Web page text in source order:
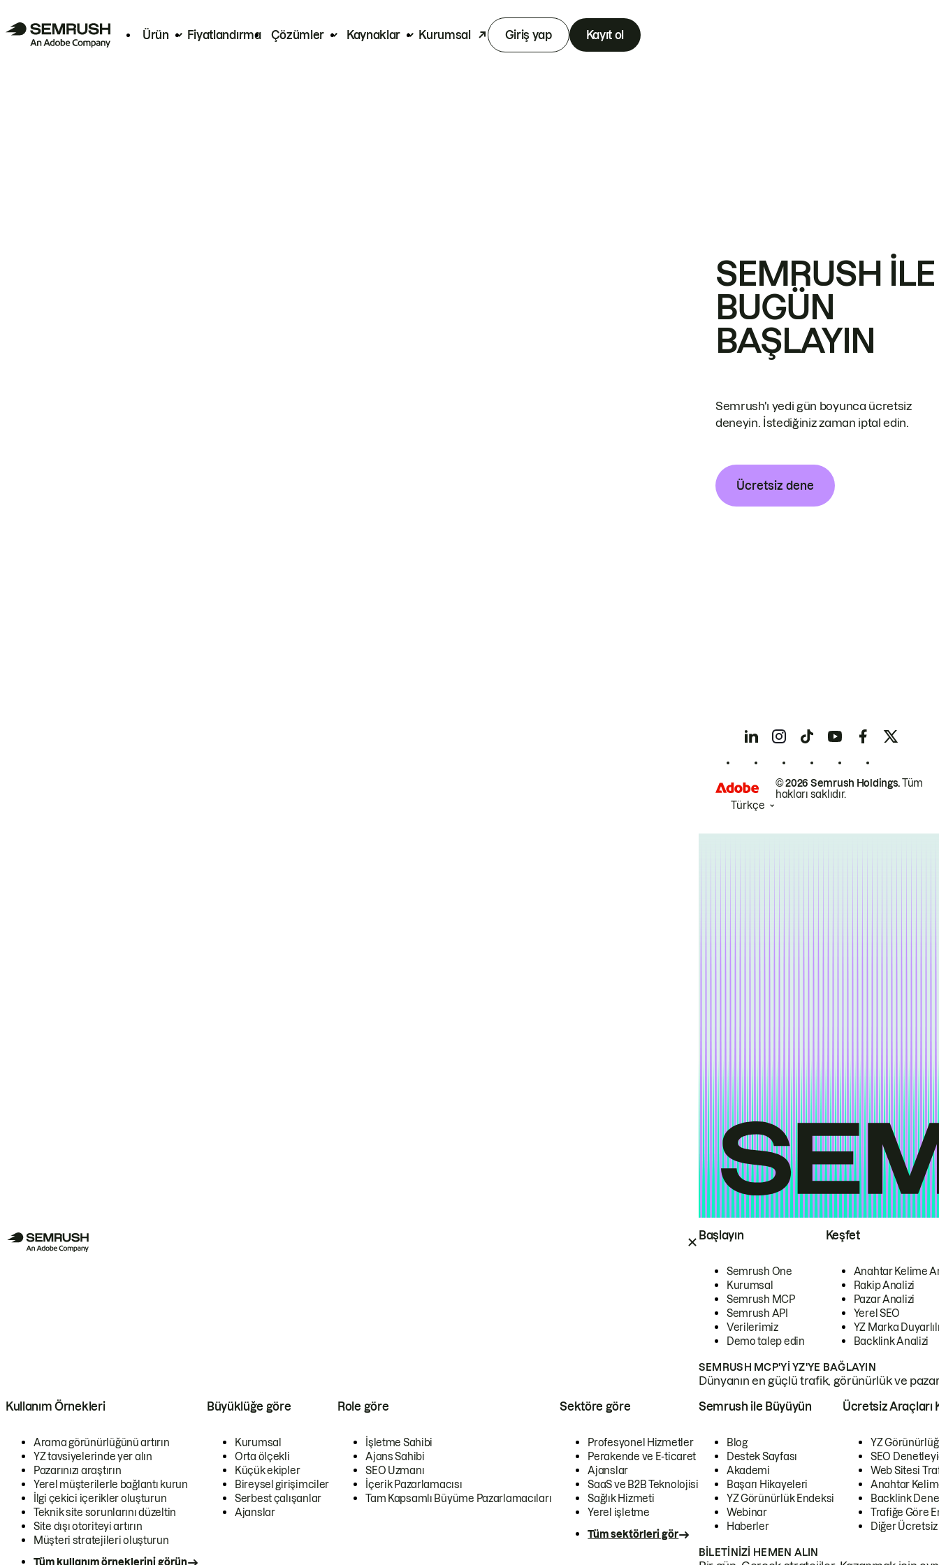
Ürün Fiyatlandırma Çözümler Kaynaklar Kurumsal Giriş yap Kayıt ol
Başlayın
Semrush One
Kurumsal
Semrush MCP
Semrush API
Verilerimiz
Demo talep edin
Keşfet
Anahtar Kelime
Rakip Analizi
Pazar Analizi
Yerel SEO
YZ Marka
Backlink Analizi
SEMRUSH MCP'YI YZ'YE BAĞLAYIN
Dünyanın en güçlü trafik, görünürlük ve
Kullanım Örnekleri
Arama görünürlüğünü artırın
YZ tavsiyelerinde yer alın
Pazarınızı araştırın
Yerel müşterilerle bağlantı kurun
İlgi çekici içerikler oluşturun
Teknik site sorunlarını düzeltin
Site dışı otoriteyi artırın
Müşteri stratejileri oluşturun
Tüm kullanım örneklerini görün
Büyüklüğe göre
Kurumsal
Orta ölçekli
Küçük ekipler
Bireysel girişimciler
Serbest çalışanlar
Ajanslar
Role göre
İşletme Sahibi
Ajans Sahibi
SEO Uzmanı
İçerik Pazarlamacısı
Tam Kapsamlı Büyüme Pazarlamacıları
Sektöre göre
Profesyonel Hizmetler
Perakende ve E-ticaret
Ajanslar
SaaS ve B2B Teknolojisi
Sağlık Hizmeti
Yerel işletme
Tüm sektörleri gör
Semrush ile Büyüyün
Blog
Destek Sayfası
Akademi
Başarı Hikayeleri
YZ Görünürlük Endeksi
Webinar
Haberler
Ücretsiz Araçları
YZ
SEO
Web Sitesi
Anahtar
Backlink
Trafiğe Göre
Diğer
BILETINIZI HEMEN ALIN
SEMRUSH ILE
BUGÜN
BAŞLAYIN
Semrush'ı yedi gün boyunca ücretsiz
deneyin. İstediğiniz zaman iptal edin.
Ücretsiz dene
© 2026 Semrush Holdings.Tüm
hakları saklıdır.
Türkçe